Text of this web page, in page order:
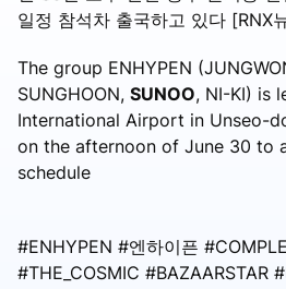
일정 참석차 출국하고 있다 [RNX
The group ENHYPEN
SUNGHOON, SUNOO, NI-KI) is
International Airport in Unseo-
on the afternoon of June 30 to
schedule
#ENHYPEN #엔하이픈
#THE_COSMIC #BAZAARSTAR